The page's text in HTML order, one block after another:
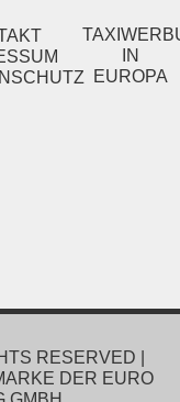
IN
EUROPA
RESERVED |
DER EURO